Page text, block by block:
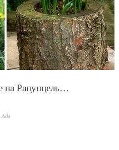
на Рапунцель…
Ads